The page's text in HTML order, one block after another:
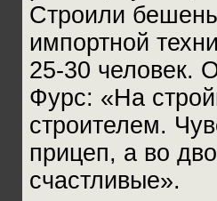
Строили
импортной
25-30 человек.
Фурс: «На
строителем.
прицеп, а во
счастливые».